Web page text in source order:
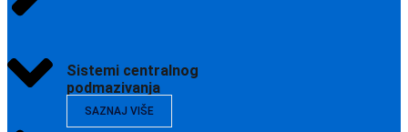
Sistemi centralnog
podmazivanja
SAZNAJ VIŠE